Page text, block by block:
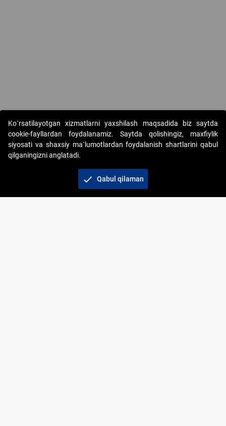
Copyright © 2017-2026. "Elektron onlayn-auksionlarni
tashkil etish" AJ. Barcha huquqlar himoyalangan
Ko`rsatilayotgan xizmatlarni yaxshilash maqsadida biz saytda
cookie-fayllardan foydalanamiz. Saytda qolishingiz, maxfiylik
siyosati va shaxsiy ma`lumotlardan foydalanish shartlarini qabul
qilganingizni anglatadi.
check Qabul qilaman